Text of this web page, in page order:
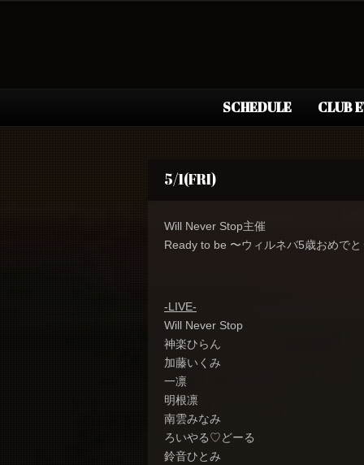
SCHEDULE CLUB
5/1(FRI)
Will Never Stop主催
Ready to be 〜ウィルネバ5歳おめでと
-LIVE-
Will Never Stop
神楽ひらん
加藤いくみ
一凛
明根凛
南雲みなみ
ろいやる♡どーる
鈴音ひとみ